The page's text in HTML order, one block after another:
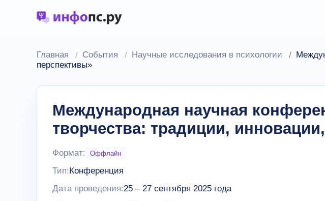
Главная События Научные исследования в психологии
перспективы»
Международная научная
творчества: традиции,
Формат: Оффлайн
Тип:Конференция
Дата проведения:25 – 27 сентября 2025 года